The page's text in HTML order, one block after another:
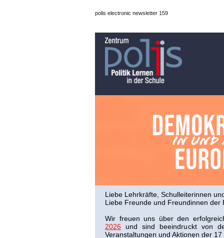
polis electronic newsletter 159
Liebe Lehrkräfte, Schulleiterinnen
Liebe Freunde und Freundinnen der
Wir freuen uns über den
2026 und sind beeindruckt von
Veranstaltungen und Aktionen der